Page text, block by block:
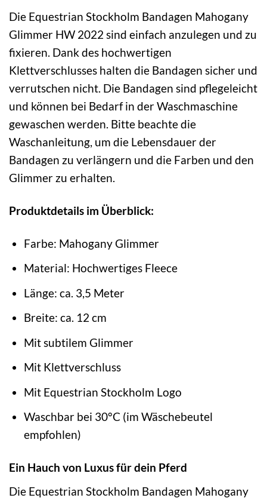
Die Equestrian Stockholm Bandagen Mahogany
Glimmer HW 2022 sind einfach anzulegen und zu
fixieren. Dank des hochwertigen
Klettverschlusses halten die Bandagen sicher und
verrutschen nicht. Die Bandagen sind pflegeleicht
und können bei Bedarf in der Waschmaschine
gewaschen werden. Bitte beachte die
Waschanleitung, um die Lebensdauer der
Bandagen zu verlängern und die Farben und den
Glimmer zu erhalten.
Produktdetails im Überblick:
Farbe: Mahogany Glimmer
Material: Hochwertiges Fleece
Länge: ca. 3,5 Meter
Breite: ca. 12 cm
Mit subtilem Glimmer
Mit Klettverschluss
Mit Equestrian Stockholm Logo
Waschbar bei 30°C (im Wäschebeutel
empfohlen)
Ein Hauch von Luxus für dein Pferd
Die Equestrian Stockholm Bandagen Mahogany